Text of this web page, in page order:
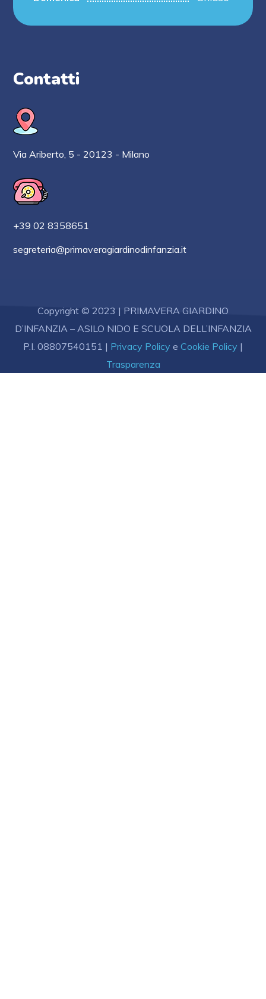
Contatti
Via Ariberto, 5 - 20123 - Milano
+39 02 8358651
segreteria@primaveragiardinodinfanzia.it
Copyright © 2023 | PRIMAVERA GIARDINO
D’INFANZIA – ASILO NIDO E SCUOLA DELL’INFANZIA
P.I. 08807540151 | Privacy Policy e Cookie Policy |
Trasparenza